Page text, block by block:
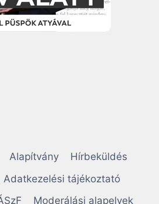
Alapítvány
Hírbeküldés
Adatkezelési tájékoztató
Moderálási alapelvek